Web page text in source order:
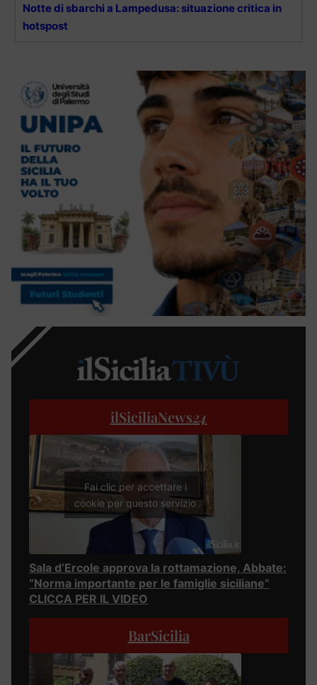
Notte di sbarchi a Lampedusa: situazione critica in
hotspost
ilSiciliaNews24
Fai clic per accettare i
cookie per questo servizio
Sala d’Ercole approva la rottamazione, Abbate:
“Norma importante per le famiglie siciliane”
CLICCA PER IL VIDEO
BarSicilia